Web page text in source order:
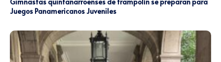
Juegos Panamericanos Juveniles